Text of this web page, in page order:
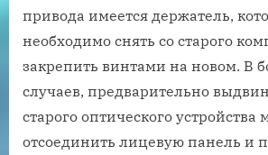
привода имеется держатель,
необходимо снять со старого
закрепить винтами на новом. В
случаев, предварительно
старого оптического устройства
отсоединить лицевую панель и